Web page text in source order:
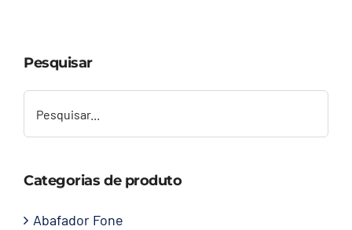
Contato
Pesquisar
Categorias de produto
Abafador Fone